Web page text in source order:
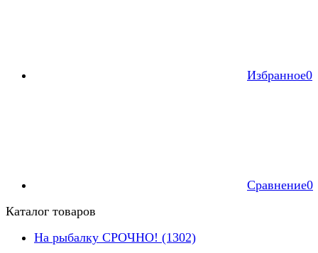
Избранное0
Сравнение0
Каталог товаров
На рыбалку СРОЧНО! (1302)